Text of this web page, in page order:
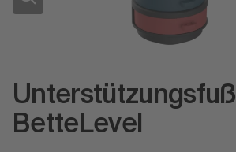
Unterstützungsfuß
BetteLevel